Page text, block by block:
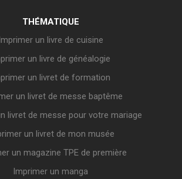
THÉMATIQUE
Imprimer un livre de cuisine
un livre de généalogie
un livret de formation
un livret de messe baptême
livret de messe pour votre mariage
un livret de mon musée
un magazine TPE de première
Imprimer un manga